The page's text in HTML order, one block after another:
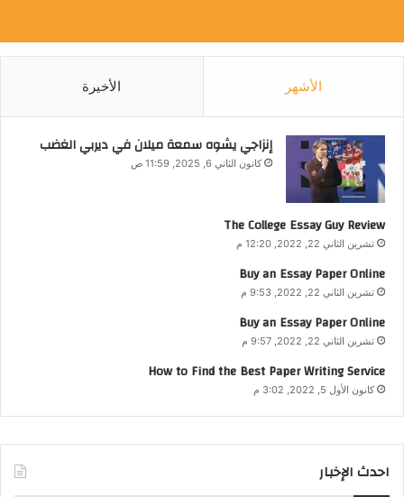
الأشهر الأخيرة
إنزاجي يشوه سمعة ميلان في ديربي الغضب
كانون الثاني 6, 2025, 11:59 ص
The College Essay Guy Review
تشرين الثاني 22, 2022, 12:20 م
Buy an Essay Paper Online
تشرين الثاني 22, 2022, 9:53 م
Buy an Essay Paper Online
تشرين الثاني 22, 2022, 9:57 م
How to Find the Best Paper Writing Service
كانون الأول 5, 2022, 3:02 م
احدث الإخبار